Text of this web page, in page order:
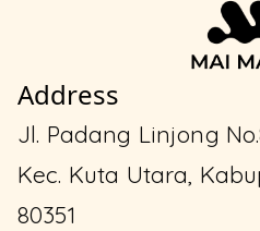
Address
Jl. Padang Linjong
Kec. Kuta Utara,
80351